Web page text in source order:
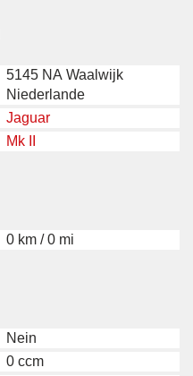
5145 NA Waalwijk
Niederlande
Jaguar
Mk II
0 km / 0 mi
Nein
0 ccm